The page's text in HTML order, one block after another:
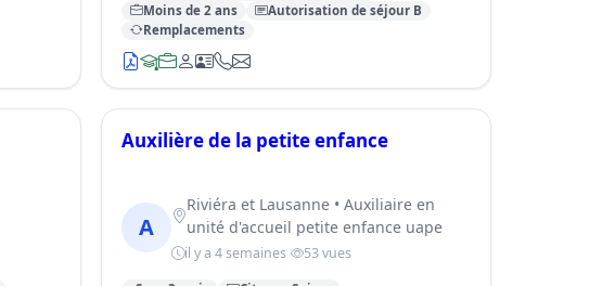
Moins de 2 ans
Autorisation de séjour B
Remplacements
Auxilière de la petite enfance
A
Riviéra et Lausanne • Auxiliaire en
unité d'accueil petite enfance uape
il y a 4 semaines 53 vues